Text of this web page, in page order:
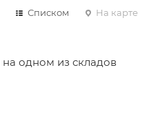
Списком На карте
одном из складов